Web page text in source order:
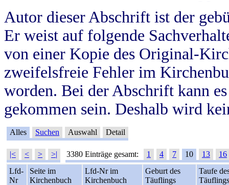
Autor dieser Abschrift ist der
Er weist auf folgende
von einer Kopie des Original-
zweifelsfreie Fehler im
worden. Bei der Abschrift kann
gekommen sein. Deshalb wird
Alles Suchen Auswahl Detail
|< < > >| 3380 Einträge gesamt: 1 4 7 10 13
16
Lfd-
Nr
Seite im
Kirchenbuch
Lfd-Nr im
Kirchenbuch
Geburt des
Täuflings
Taufe
Täuflings